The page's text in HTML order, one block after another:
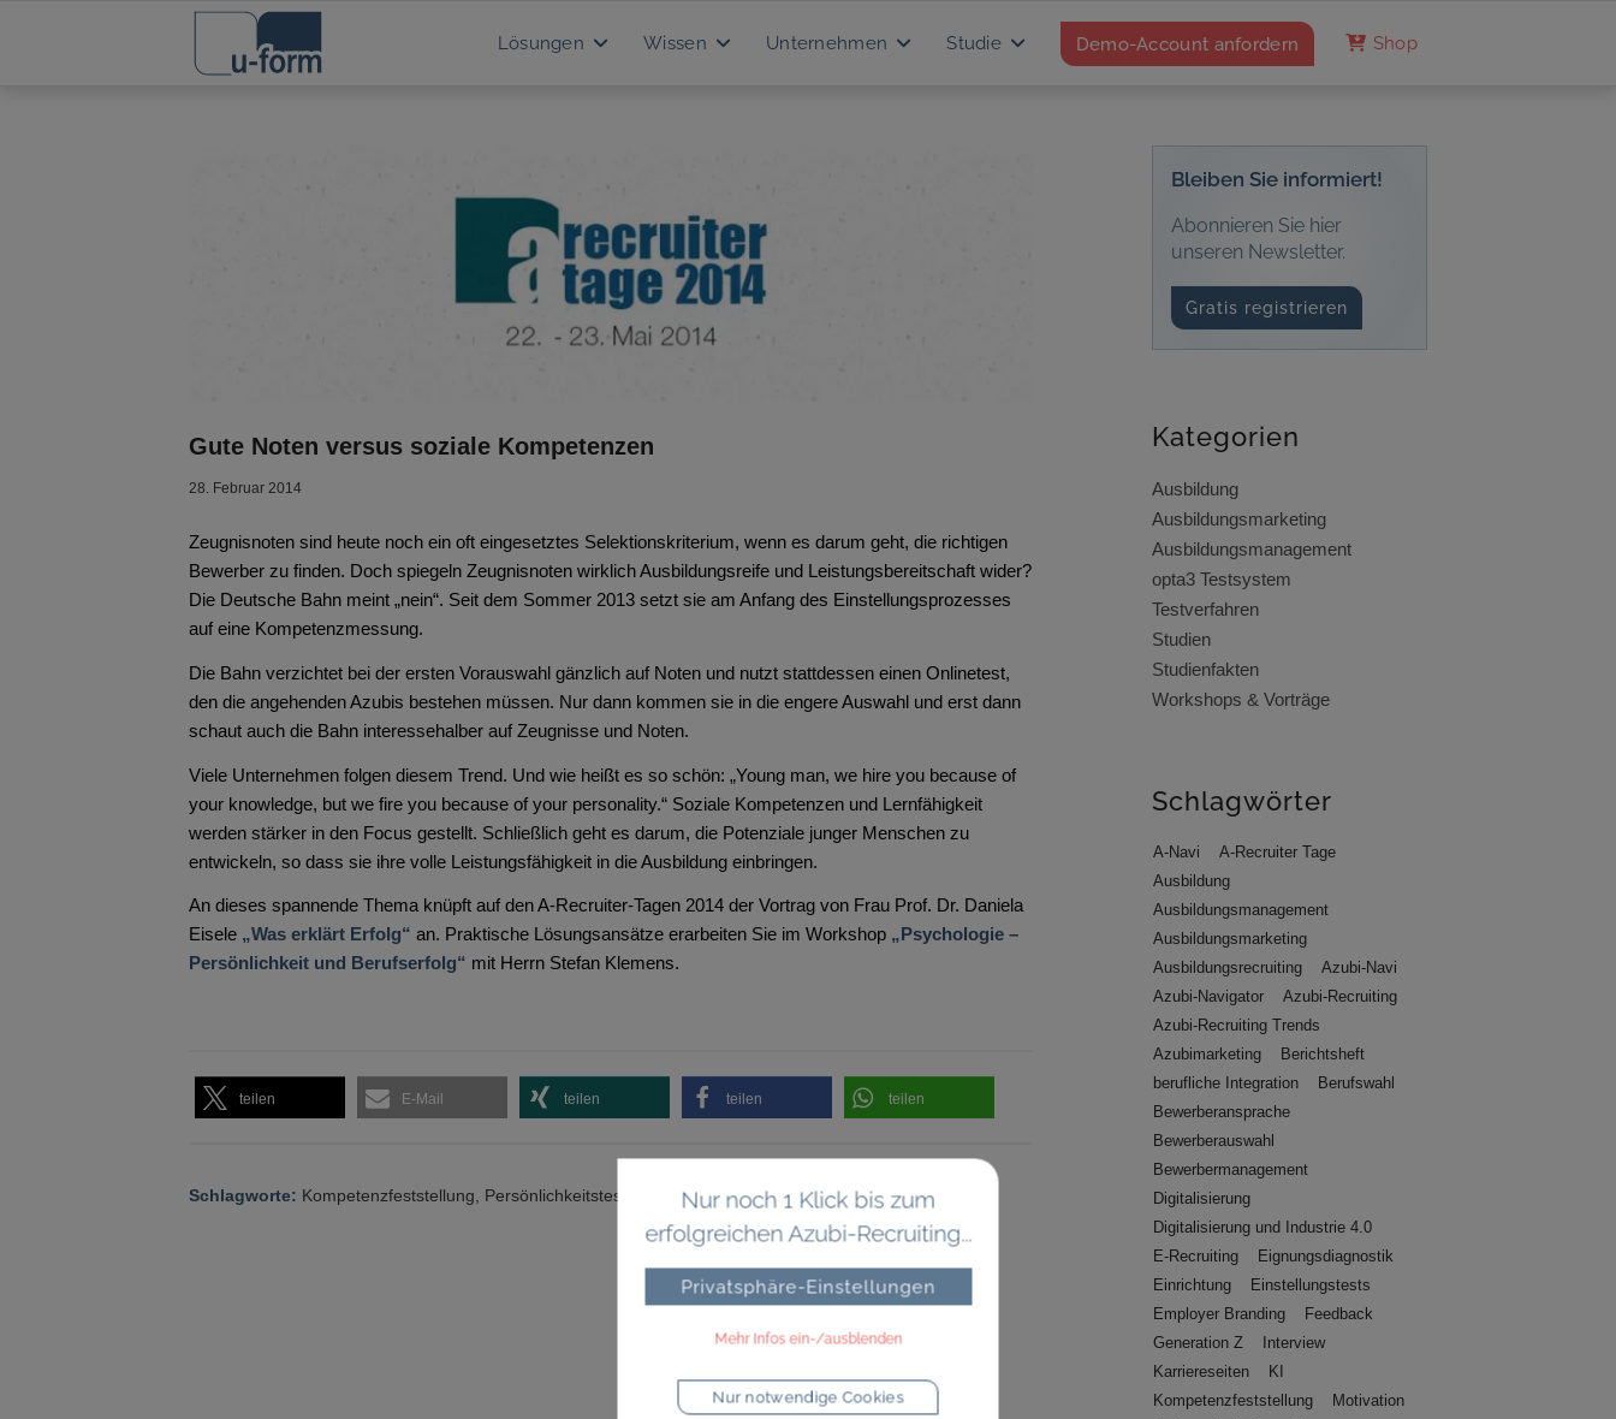
Lösungen Wissen Unternehmen Studie Demo-Account anfordern Shop
Gute Noten versus soziale Kompetenzen
28. Februar 2014
Zeugnisnoten sind heute noch ein oft eingesetztes Selektionskriterium, wenn es darum geht, die richtigen
Bewerber zu finden. Doch spiegeln Zeugnisnoten wirklich Ausbildungsreife und Leistungsbereitschaft wider?
Die Deutsche Bahn meint „nein“. Seit dem Sommer 2013 setzt sie am Anfang des Einstellungsprozesses
auf eine Kompetenzmessung.
Die Bahn verzichtet bei der ersten Vorauswahl gänzlich auf Noten und nutzt stattdessen einen Onlinetest,
den die angehenden Azubis bestehen müssen. Nur dann kommen sie in die engere Auswahl und erst dann
schaut auch die Bahn interessehalber auf Zeugnisse und Noten.
Viele Unternehmen folgen diesem Trend. Und wie heißt es so schön: „Young man, we hire you because of
your knowledge, but we fire you because of your personality.“ Soziale Kompetenzen und Lernfähigkeit
werden stärker in den Focus gestellt. Schließlich geht es darum, die Potenziale junger Menschen zu
entwickeln, so dass sie ihre volle Leistungsfähigkeit in die Ausbildung einbringen.
An dieses spannende Thema knüpft auf den A-Recruiter-Tagen 2014 der Vortrag von Frau Prof. Dr. Daniela
Eisele „Was erklärt Erfolg“ an. Praktische Lösungsansätze erarbeiten Sie im Workshop „Psychologie –
Persönlichkeit und Berufserfolg“ mit Herrn Stefan Klemens.
teilen E-Mail teilen teilen teilen
Schlagworte: Kompetenzfeststellung, Persönlichkeitstests Recruiting ,Schulnoten
Bleiben Sie informiert!
Abonnieren Sie hier
unseren Newsletter.
Gratis registrieren
Kategorien
Ausbildung
Ausbildungsmarketing
Ausbildungsmanagement
opta3 Testsystem
Testverfahren
Studien
Studienfakten
Workshops & Vorträge
Schlagwörter
A-Navi
A-Recruiter Tage
Ausbildung
Ausbildungsmanagement
Ausbildungsmarketing
Ausbildungsrecruiting
Azubi-Navi
Azubi-Navigator
Azubi-Recruiting
Azubi-Recruiting Trends
Azubimarketing
Berichtsheft
berufliche Integration
Berufswahl
Bewerberansprache
Bewerberauswahl
Bewerbermanagement
Digitalisierung
Digitalisierung und Industrie 4.0
E-Recruiting
Eignungsdiagnostik
Einrichtung
Einstellungstests
Employer Branding
Feedback
Generation Z
Interview
Karriereseiten
KI
Kompetenzfeststellung
Motivation
Nur noch 1 Klick bis zum
erfolgreichen Azubi-Recruiting...
Privatsphäre-Einstellungen
Mehr Infos ein-/ausblenden
Nur notwendige Cookies